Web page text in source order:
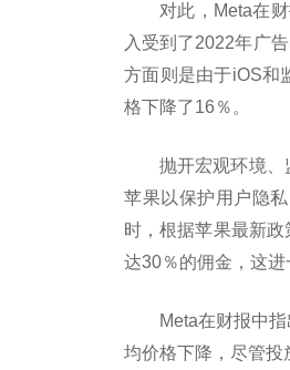
对此，Meta在
入受到了2022年广
方面则是由于iOS和
格下降了16％。
抛开宏观环境、
苹果以保护用户隐
时，根据苹果最新政
达30％的佣金，这进
Meta在财报中
均价格下降，尽管投